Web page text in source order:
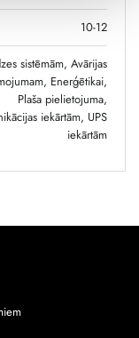
10-12
sistēmām, Avārijas
Enerģētikai,
Plaša pielietojuma,
iekārtām, UPS
iekārtām